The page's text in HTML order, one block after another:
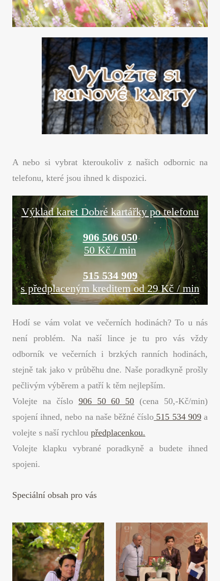
A nebo si vybrat kteroukoliv z našich odbornic na
telefonu, které jsou ihned k dispozici.
Výklad karet Dobré kartářky po telefonu
906 506 050
50 Kč / min
515 534 909
s předplaceným kreditem od 29 Kč / min
Hodí se vám volat ve večerních hodinách? To u nás
není problém. Na naší lince je tu pro vás vždy
odborník ve večerních i brzkých ranních hodinách,
stejně tak jako v průběhu dne. Naše poradkyně prošly
pečlivým výběrem a patří k těm nejlepším.
Volejte na číslo 906 50 60 50 (cena 50,-Kč/min)
spojení ihned, nebo na naše běžné číslo 515 534 909a
volejte s naší rychlou předplacenkou.
Volejte klapku vybrané poradkyně a budete ihned
spojeni.
Speciální obsah pro vás